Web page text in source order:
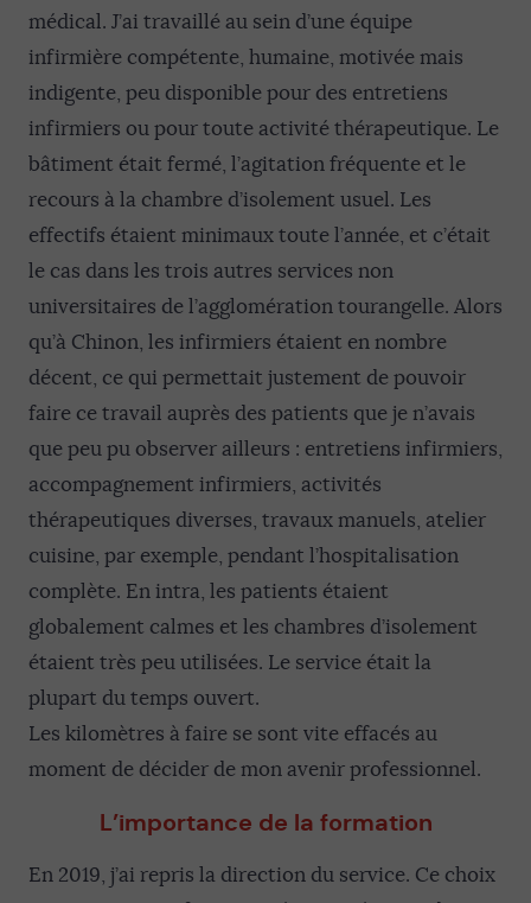
médical. J’ai travaillé au sein d’une équipe
infirmière compétente, humaine, motivée mais
indigente, peu disponible pour des entretiens
infirmiers ou pour toute activité thérapeutique. Le
bâtiment était fermé, l’agitation fréquente et le
recours à la chambre d’isolement usuel. Les
effectifs étaient minimaux toute l’année, et c’était
le cas dans les trois autres services non
universitaires de l’agglomération tourangelle. Alors
qu’à Chinon, les infirmiers étaient en nombre
décent, ce qui permettait justement de pouvoir
faire ce travail auprès des patients que je n’avais
que peu pu observer ailleurs : entretiens infirmiers,
accompagnement infirmiers, activités
thérapeutiques diverses, travaux manuels, atelier
cuisine, par exemple, pendant l’hospitalisation
complète. En intra, les patients étaient
globalement calmes et les chambres d’isolement
étaient très peu utilisées. Le service était la
plupart du temps ouvert.
Les kilomètres à faire se sont vite effacés au
moment de décider de mon avenir professionnel.
L’importance de la formation
En 2019, j’ai repris la direction du service. Ce choix